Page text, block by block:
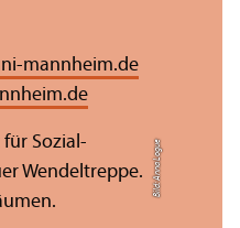
Bild: Anna Logue
mannheim.de